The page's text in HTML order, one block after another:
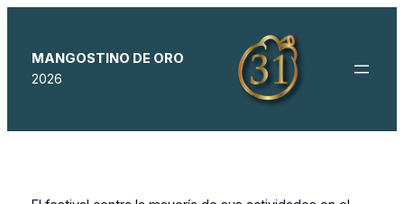
contenido
MANGOSTINO DE ORO
2026